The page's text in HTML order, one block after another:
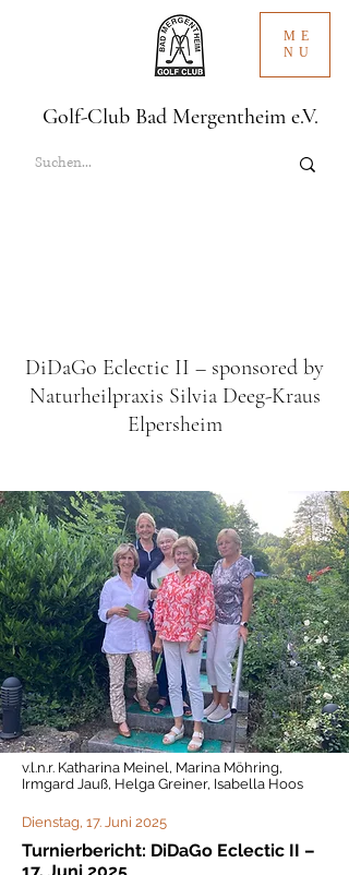
ME
NU
Golf-Club Bad Mergentheim e.V.
DiDaGo Eclectic II – sponsored by
Naturheilpraxis Silvia Deeg-Kraus
Elpersheim
v.l.n.r. Katharina Meinel, Marina Möhring,
Irmgard Jauß, Helga Greiner, Isabella Hoos
Dienstag, 17. Juni 2025
Turnierbericht: DiDaGo Eclectic II –